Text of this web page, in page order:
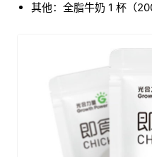
其他：全脂牛奶 1 杯（